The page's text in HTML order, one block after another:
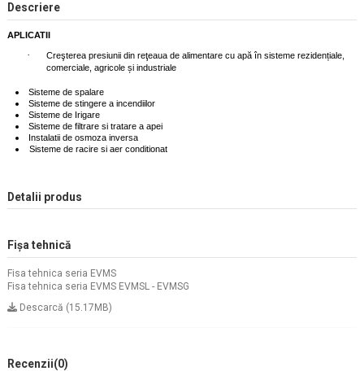
Descriere
APLICATII
·
Creşterea presiunii din reţeaua de alimentare cu apă în sisteme rezidențiale,
comerciale, agricole și industriale
Sisteme de spalare
Sisteme de stingere a incendiilor
Sisteme de Irigare
Sisteme de filtrare si tratare a apei
Instalatii de osmoza inversa
Sisteme de racire si aer conditionat
Detalii produs
Fișa tehnică
Fisa tehnica seria EVMS
Fisa tehnica seria EVMS EVMSL - EVMSG
Descarcă (15.17MB)
Recenzii(0)